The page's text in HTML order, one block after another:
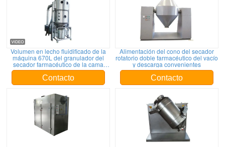
Volumen en lecho fluidificado de la
máquina 670L del granulador del
secador farmacéutico de la cama
flúida
Contacto
Alimentación del cono del secador
rotatorio doble farmacéutico del vacío
y descarga convenientes
Contacto